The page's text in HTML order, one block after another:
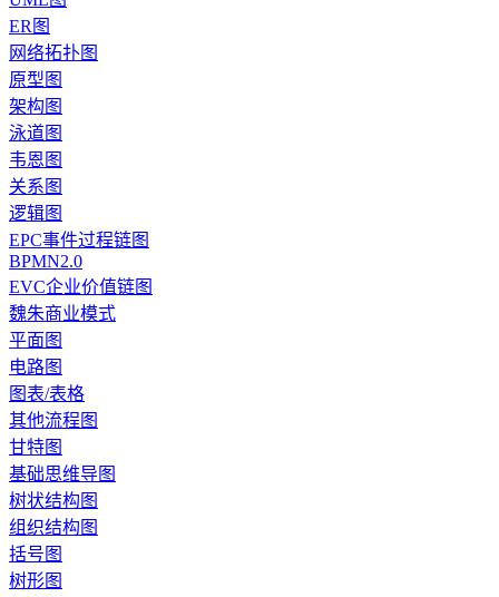
ER图
网络拓扑图
原型图
架构图
泳道图
韦恩图
关系图
逻辑图
EPC事件过程链图
BPMN2.0
EVC企业价值链图
魏朱商业模式
平面图
电路图
图表/表格
其他流程图
甘特图
基础思维导图
树状结构图
组织结构图
括号图
树形图